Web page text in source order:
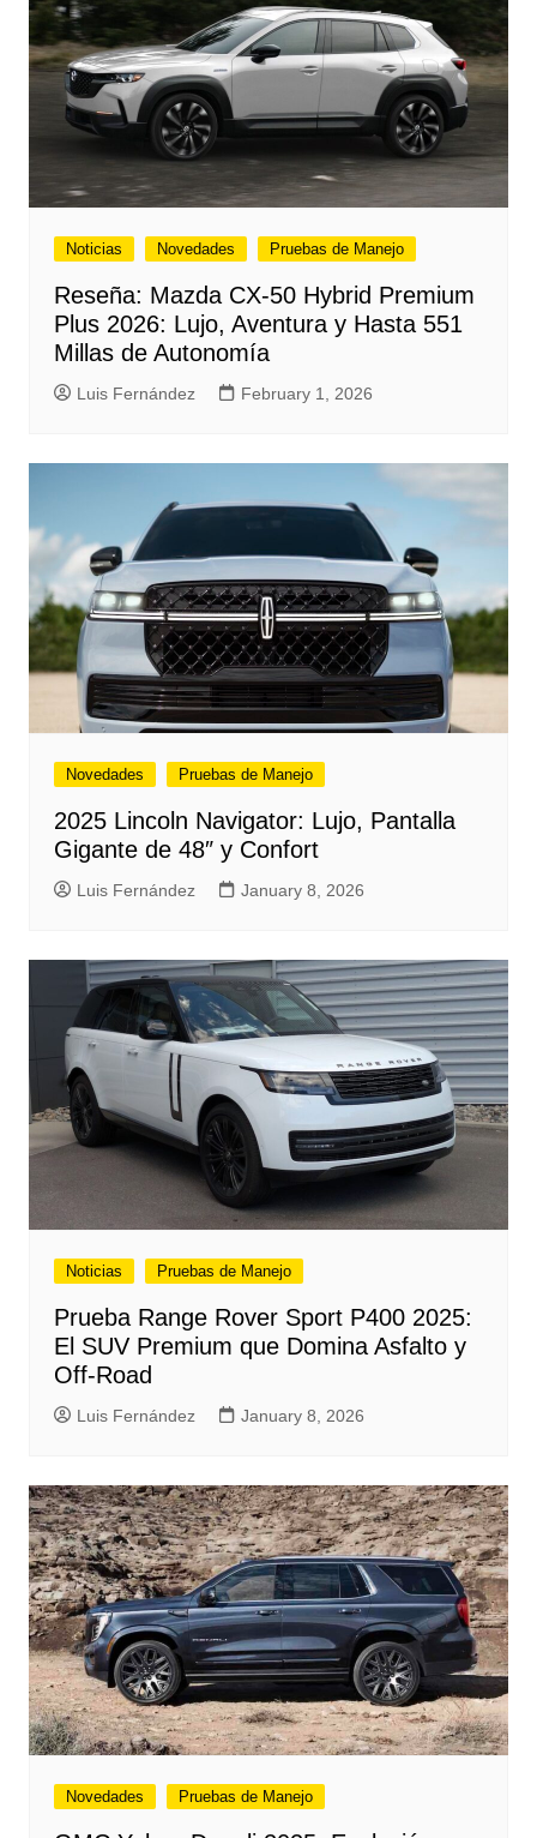
Noticias Novedades Pruebas de Manejo
Reseña: Mazda CX-50 Hybrid Premium
Plus 2026: Lujo, Aventura y Hasta 551
Millas de Autonomía
Luis Fernández February 1, 2026
Novedades Pruebas de Manejo
2025 Lincoln Navigator: Lujo, Pantalla
Gigante de 48″ y Confort
Luis Fernández January 8, 2026
Noticias Pruebas de Manejo
Prueba Range Rover Sport P400 2025:
El SUV Premium que Domina Asfalto y
Off-Road
Luis Fernández January 8, 2026
Novedades Pruebas de Manejo